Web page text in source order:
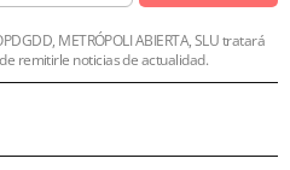
METRÓPOLI ABIERTA, SLU tratará
remitirle noticias de actualidad.